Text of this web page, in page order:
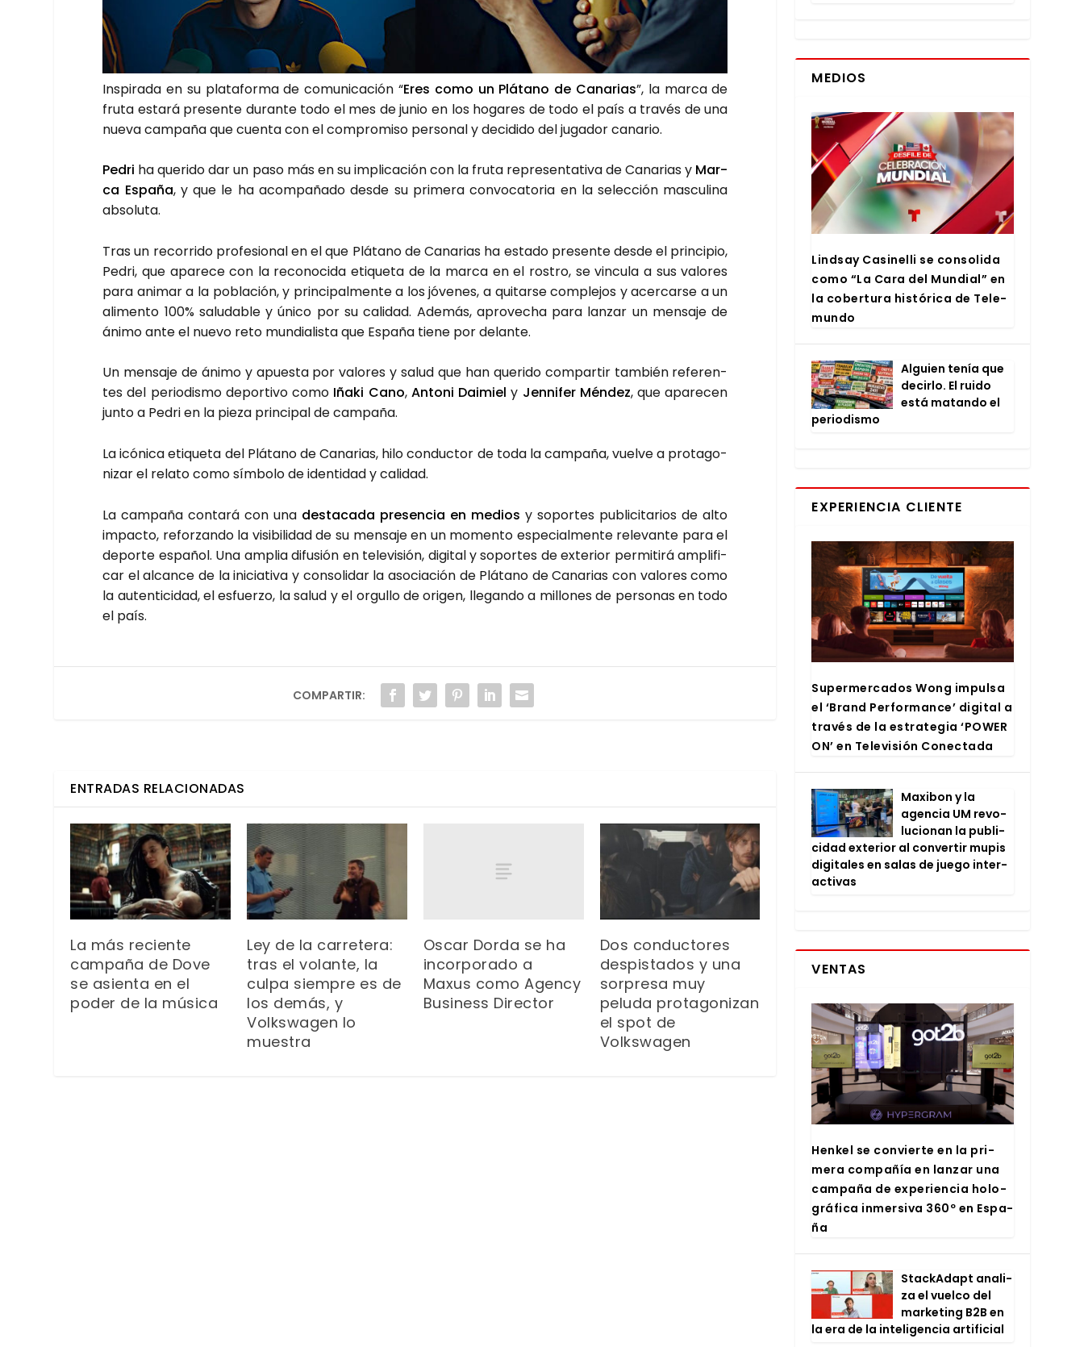
Ins­pi­ra­da en su pla­ta­for­ma de comu­ni­ca­ción “Eres como un Plá­tano de Cana­rias”, la mar­ca de
fru­ta esta­rá pre­sen­te duran­te todo el mes de junio en los hoga­res de todo el país a tra­vés de una
nue­va cam­pa­ña que cuen­ta con el com­pro­mi­so per­so­nal y deci­di­do del juga­dor cana­rio.
Pedri ha que­ri­do dar un paso más en su impli­ca­ción con la fru­ta repre­sen­ta­ti­va de Cana­rias y Mar­
ca Espa­ña, y que le ha acom­pa­ña­do des­de su pri­me­ra con­vo­ca­to­ria en la selec­ción mas­cu­li­na
abso­lu­ta.
Tras un reco­rri­do pro­fe­sio­nal en el que Plá­tano de Cana­rias ha esta­do pre­sen­te des­de el prin­ci­pio,
Pedri, que apa­re­ce con la reco­no­ci­da eti­que­ta de la mar­ca en el ros­tro, se vin­cu­la a sus valo­res
para ani­mar a la pobla­ción, y prin­ci­pal­men­te a los jóve­nes, a qui­tar­se com­ple­jos y acer­car­se a un
ali­men­to 100% salu­da­ble y úni­co por su cali­dad. Ade­más, apro­ve­cha para lan­zar un men­sa­je de
áni­mo ante el nue­vo reto mun­dia­lis­ta que Espa­ña tie­ne por delan­te.
Un men­sa­je de áni­mo y apues­ta por valo­res y salud que han que­ri­do com­par­tir tam­bién refe­ren­
tes del perio­dis­mo depor­ti­vo como Iña­ki Cano, Anto­ni Dai­miel y Jen­ni­fer Mén­dez, que apa­re­cen
jun­to a Pedri en la pie­za prin­ci­pal de cam­pa­ña.
La icó­ni­ca eti­que­ta del Plá­tano de Cana­rias, hilo con­duc­tor de toda la cam­pa­ña, vuel­ve a pro­ta­go­
ni­zar el rela­to como sím­bo­lo de iden­ti­dad y cali­dad.
La cam­pa­ña con­ta­rá con una des­ta­ca­da pre­sen­cia en medios y sopor­tes publi­ci­ta­rios de alto
impac­to, refor­zan­do la visi­bi­li­dad de su men­sa­je en un momen­to espe­cial­men­te rele­van­te para el
depor­te espa­ñol. Una amplia difu­sión en tele­vi­sión, digi­tal y sopor­tes de exte­rior per­mi­ti­rá ampli­fi­
car el alcan­ce de la ini­cia­ti­va y con­so­li­dar la aso­cia­ción de Plá­tano de Cana­rias con valo­res como
la auten­ti­ci­dad, el esfuer­zo, la salud y el orgu­llo de ori­gen, lle­gan­do a millo­nes de per­so­nas en todo
el país.
COMPARTIR:
ENTRADAS RELACIONADAS
La más reciente
campaña de Dove
se asienta en el
poder de la música
Ley de la carretera:
tras el volante, la
culpa siempre es de
los demás, y
Volkswagen lo
muestra
Oscar Dorda se ha
incorporado a
Maxus como Agency
Business Director
Dos conductores
despistados y una
sorpresa muy
peluda protagonizan
el spot de
Volkswagen
MEDIOS
Lind­say Casi­ne­lli se con­so­li­da
como “La Cara del Mun­dial” en
la cober­tu­ra his­tó­ri­ca de Tele­
mun­do
Alguien tenía que
decir­lo. El rui­do
está matan­do el
perio­dis­mo
EXPERIENCIA CLIENTE
Super­mer­ca­dos Wong impul­sa
el ‘Brand Per­for­man­ce’ digi­tal a
tra­vés de la estra­te­gia ‘POWER
ON’ en Tele­vi­sión Conec­ta­da
Maxi­bon y la
agen­cia UM revo­
lu­cio­nan la publi­
ci­dad exte­rior al con­ver­tir mupis
digi­ta­les en salas de jue­go inter­
ac­ti­vas
VENTAS
Hen­kel se con­vier­te en la pri­
me­ra com­pa­ñía en lan­zar una
cam­pa­ña de expe­rien­cia holo­
grá­fi­ca inmer­si­va 360º en Espa­
ña
Stac­kA­dapt ana­li­
za el vuel­co del
mar­ke­ting B2B en
la era de la inte­li­gen­cia arti­fi­cial